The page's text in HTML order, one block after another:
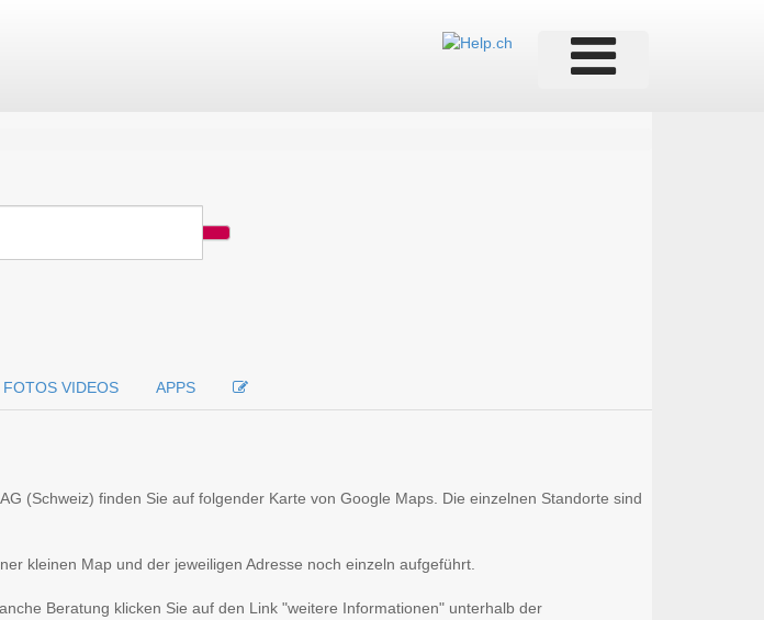
FOTOS VIDEOS APPS
(Schweiz) finden Sie auf folgender Karte von Google Maps. Die einzelnen Standorte sind
kleinen Map und der jeweiligen Adresse noch einzeln aufgeführt.
Beratung klicken Sie auf den Link "weitere Informationen" unterhalb der